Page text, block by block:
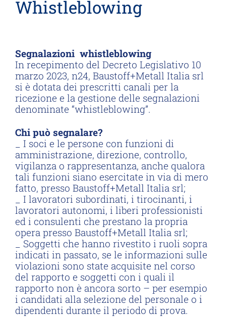
Whistleblowing
Segnalazioni whistleblowing
In recepimento del Decreto Legislativo 10
marzo 2023, n24, Baustoff+Metall Italia srl
si è dotata dei prescritti canali per la
ricezione e la gestione delle segnalazioni
denominate “whistleblowing”.
Chi può segnalare?
_ I soci e le persone con funzioni di
amministrazione, direzione, controllo,
vigilanza o rappresentanza, anche qualora
tali funzioni siano esercitate in via di mero
fatto, presso Baustoff+Metall Italia srl;
_ I lavoratori subordinati, i tirocinanti, i
lavoratori autonomi, i liberi professionisti
ed i consulenti che prestano la propria
opera presso Baustoff+Metall Italia srl;
_ Soggetti che hanno rivestito i ruoli sopra
indicati in passato, se le informazioni sulle
violazioni sono state acquisite nel corso
del rapporto e soggetti con i quali il
rapporto non è ancora sorto – per esempio
i candidati alla selezione del personale o i
dipendenti durante il periodo di prova.